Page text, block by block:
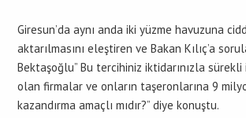
Giresun’da aynı anda iki yüzme havuzuna
aktarılmasını eleştiren ve Bakan Kılıç’a
Bektaşoğlu” Bu tercihiniz iktidarınızla
olan firmalar ve onların taşeronlarına 9
kazandırma amaçlı mıdır?” diye konuştu.